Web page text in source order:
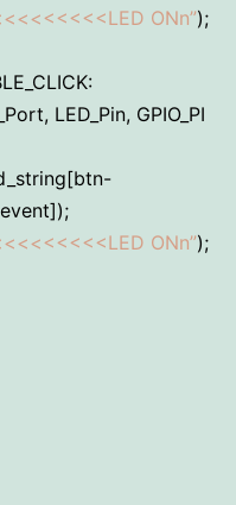
ONn”);
LED_Pin, GPIO_PI
ONn”);